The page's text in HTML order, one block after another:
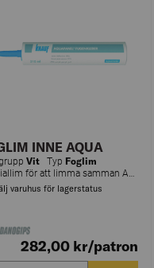
INNE AQUA
Vit Typ Foglim
Speciallim för att limma samman Aquapanel Indoor-skivor.
varuhus för lagerstatus
282,00 kr/patron